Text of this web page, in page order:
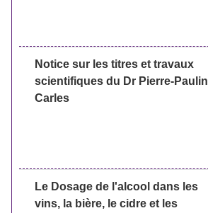
Notice sur les titres et travaux
scientifiques du Dr Pierre-Paulin
Carles
Le Dosage de l'alcool dans les
vins, la bière, le cidre et les